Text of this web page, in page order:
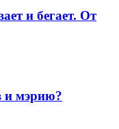
и бегает. От
и мэрию?